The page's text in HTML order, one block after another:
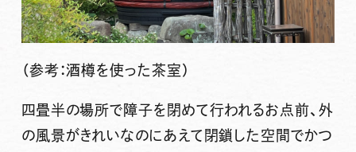
（参考：酒樽を使った茶室）
四畳半の場所で障子を閉めて行われるお点前、外
の風景がきれいなのにあえて閉鎖した空間でかつ